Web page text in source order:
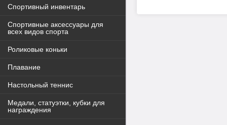
Спортивный инвентарь
Спортивные аксессуары для
всех видов спорта
Роликовые коньки
Плавание
Настольный теннис
Медали, статуэтки, кубки для
награждения